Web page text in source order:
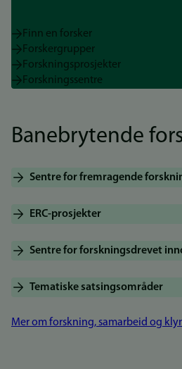
Finn en forsker
Forskergrupper
Forskningsprosjekter
Forskningssentre
Banebrytende
Sentre for fremragende
ERC-prosjekter
Sentre for forskningsdrevet
Tematiske satsingsområder
Mer om forskning, samarbeid og